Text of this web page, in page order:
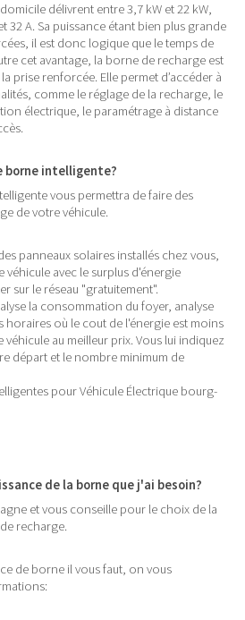
délivrent entre 3,7 kW et 22 kW,
32 A. Sa puissance étant bien plus grande
il est donc logique que le temps de
cet avantage, la borne de recharge est
prise renforcée. Elle permet d’accéder à
comme le réglage de la recharge, le
électrique, le paramétrage à distance
borne intelligente?
vous permettra de faire des
de votre véhicule.
panneaux solaires installés chez vous,
avec le surplus d'énergie
sur le réseau "gratuitement".
la consommation du foyer, analyse
horaires où le cout de l'énergie est moins
au meilleur prix. Vous lui indiquez
départ et le nombre minimum de
de la borne que j'ai besoin?
et vous conseille pour le choix de la
recharge.
de borne il vous faut, on vous